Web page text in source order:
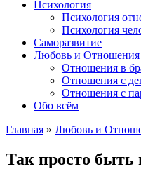
Психология
Психология
Психология
Саморазвитие
Любовь и Отношения
Отношения в
Отношения с
Отношения с
Обо всём
Главная » Любовь и
Так просто быть